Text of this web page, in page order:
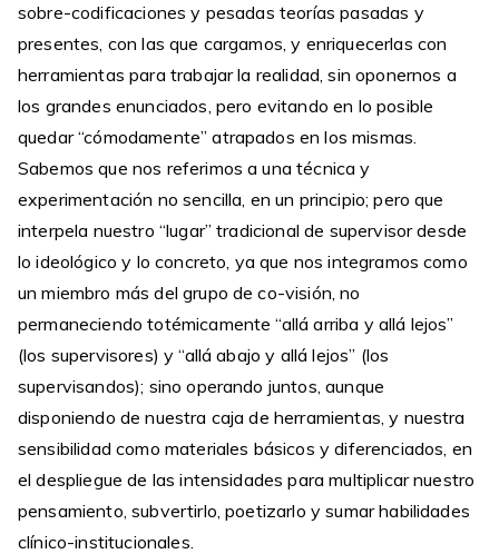
sobre-codificaciones y pesadas teorías pasadas y
presentes, con las que cargamos, y enriquecerlas con
herramientas para trabajar la realidad, sin oponernos a
los grandes enunciados, pero evitando en lo posible
quedar “cómodamente” atrapados en los mismas.
Sabemos que nos referimos a una técnica y
experimentación no sencilla, en un principio; pero que
interpela nuestro “lugar” tradicional de supervisor desde
lo ideológico y lo concreto, ya que nos integramos como
un miembro más del grupo de co-visión, no
permaneciendo totémicamente “allá arriba y allá lejos”
(los supervisores) y “allá abajo y allá lejos” (los
supervisandos); sino operando juntos, aunque
disponiendo de nuestra caja de herramientas, y nuestra
sensibilidad como materiales básicos y diferenciados, en
el despliegue de las intensidades para multiplicar nuestro
pensamiento, subvertirlo, poetizarlo y sumar habilidades
clínico-institucionales.